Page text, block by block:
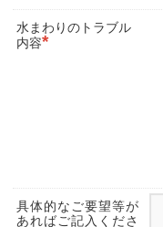
水まわりのトラブル
内容*
具体的なご要望等が
あればご記入くださ